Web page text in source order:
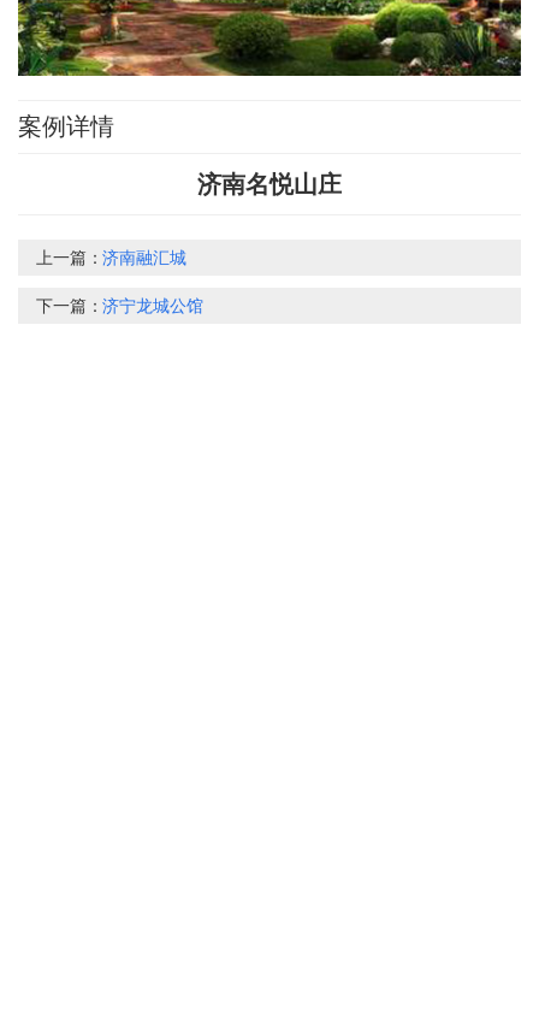
案例详情
济南名悦山庄
上一篇：济南融汇城
下一篇：济宁龙城公馆